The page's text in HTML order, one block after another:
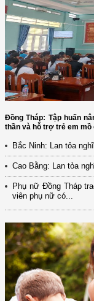
Đồng Tháp: Tập huấn
thần và hỗ trợ trẻ em mồ
Bắc Ninh: Lan tỏa
Cao Bằng: Lan tỏa
Phụ nữ Đồng Tháp
viên phụ nữ có...